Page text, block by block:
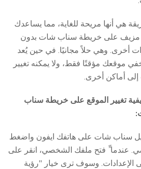
هي أنها مريحة للغاية، مما يساعدك
على استخدام موقع gps مزيف على خريطة سناب شات بدون
أخرى. وهي حلاً مجانيًا. في حين يُعد
موقعك مؤقتًا فقط، ولا يمكنه تغيير
أماكن أخرى.
تغيير الموقع على خريطة سناب
سناب شات على هاتفك ايفون واضغط
عندما ِّ فتح ملفك الشخصي، انقر على
الإعدادات. وسوف ترى خيار "رؤية